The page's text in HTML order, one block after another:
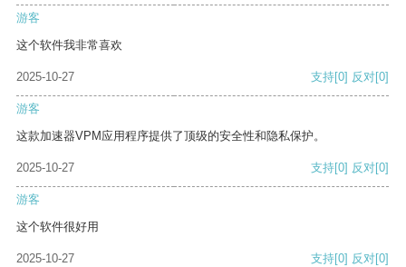
游客
这个软件我非常喜欢
2025-10-27 支持[0] 反对[0]
游客
这款加速器VPM应用程序提供了顶级的安全性和隐私保护。
2025-10-27 支持[0] 反对[0]
游客
这个软件很好用
2025-10-27 支持[0] 反对[0]